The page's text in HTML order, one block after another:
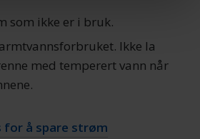
for å gi innhold og
preg, for å levere sosiale
å analysere trafikken vår. Vi deler
som kan kombinere den
som ikke er i bruk.
Ikke la
med temperert vann når
for å spare strøm